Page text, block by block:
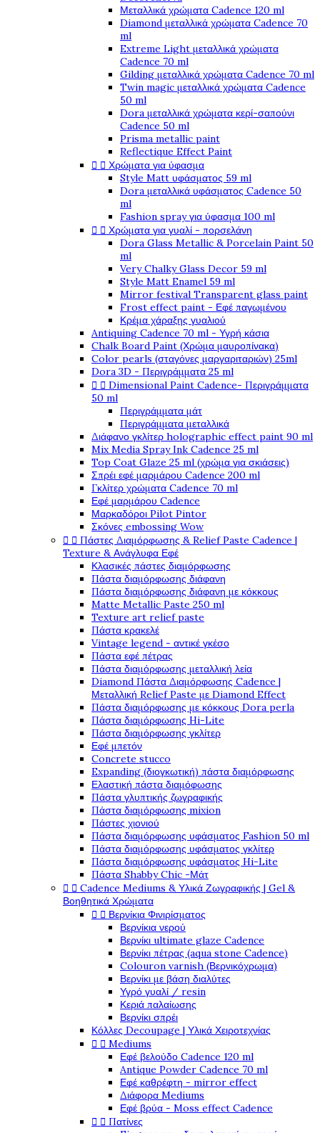
Μεταλλικά χρώματα Cadence 120 ml
Diamond μεταλλικά χρώματα Cadence 70
ml
Extreme Light μεταλλικά χρώματα
Cadence 70 ml
Gilding μεταλλικά χρώματα Cadence 70 ml
Twin magic μεταλλικά χρώματα Cadence
50 ml
Dora μεταλλικά χρώματα κερί-σαπούνι
Cadence 50 ml
Prisma metallic paint
Reflectique Effect Paint
  Χρώματα για ύφασμα
Style Matt υφάσματος 59 ml
Dora μεταλλικά υφάσματος Cadence 50
ml
Fashion spray για ύφασμα 100 ml
  Χρώματα για γυαλί - πορσελάνη
Dora Glass Metallic & Porcelain Paint 50
ml
Very Chalky Glass Decor 59 ml
Style Matt Enamel 59 ml
Mirror festival Transparent glass paint
Frost effect paint - Εφέ παγωμένου
Κρέμα χάραξης γυαλιού
Antiquing Cadence 70 ml - Υγρή κάσια
Chalk Board Paint (Χρώμα μαυροπίνακα)
Color pearls (σταγόνες μαργαριταριών) 25ml
Dora 3D - Περιγράμματα 25 ml
  Dimensional Paint Cadence- Περιγράμματα
50 ml
Περιγράμματα μάτ
Περιγράμματα μεταλλικά
Διάφανο γκλίτερ holographic effect paint 90 ml
Mix Media Spray Ink Cadence 25 ml
Top Coat Glaze 25 ml (χρώμα για σκιάσεις)
Σπρέι εφέ μαρμάρου Cadence 200 ml
Γκλίτερ χρώματα Cadence 70 ml
Εφέ μαρμάρου Cadence
Μαρκαδόροι Pilot Pintor
Σκόνες embossing Wow
  Πάστες Διαμόρφωσης & Relief Paste Cadence |
Texture & Ανάγλυφα Εφέ
Κλασικές πάστες διαμόρφωσης
Πάστα διαμόρφωσης διάφανη
Πάστα διαμόρφωσης διάφανη με κόκκους
Matte Metallic Paste 250 ml
Texture art relief paste
Πάστα κρακελέ
Vintage legend - αντικέ γκέσο
Πάστα εφέ πέτρας
Πάστα διαμόρφωσης μεταλλική λεία
Diamond Πάστα Διαμόρφωσης Cadence |
Μεταλλική Relief Paste με Diamond Effect
Πάστα διαμόρφωσης με κόκκους Dora perla
Πάστα διαμόρφωσης Hi-Lite
Πάστα διαμόρφωσης γκλίτερ
Εφέ μπετόν
Concrete stucco
Expanding (διογκωτική) πάστα διαμόρφωσης
Ελαστική πάστα διαμόφωσης
Πάστα γλυπτικής ζωγραφικής
Πάστα διαμόρφωσης mixion
Πάστες χιονιού
Πάστα διαμόρφωσης υφάσματος Fashion 50 ml
Πάστα διαμόρφωσης υφάσματος γκλίτερ
Πάστα διαμόρφωσης υφάσματος Hi-Lite
Πάστα Shabby Chic -Μάτ
  Cadence Mediums & Υλικά Ζωγραφικής | Gel &
Βοηθητικά Χρώματα
  Βερνίκια Φινιρίσματος
Βερνίκια νερού
Βερνίκι ultimate glaze Cadence
Βερνίκι πέτρας (aqua stone Cadence)
Colouron varnish (Βερνικόχρωμα)
Βερνίκι με βάση διαλύτες
Υγρό γυαλί / resin
Κεριά παλαίωσης
Βερνίκι σπρέι
Κόλλες Decoupage | Υλικά Χειροτεχνίας
  Mediums
Εφέ βελούδο Cadence 120 ml
Antique Powder Cadence 70 ml
Εφέ καθρέφτη - mirror effect
Διάφορα Mediums
Εφέ βρύα - Moss effect Cadence
  Πατίνες